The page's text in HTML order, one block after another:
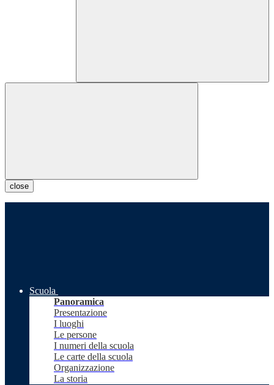
close
Scuola
Panoramica
Presentazione
I luoghi
Le persone
I numeri della scuola
Le carte della scuola
Organizzazione
La storia